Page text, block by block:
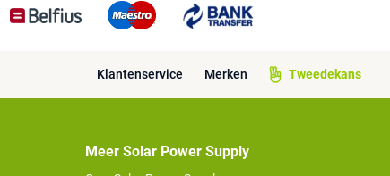
Klantenservice Merken Tweedekans
Meer Solar Power Supply